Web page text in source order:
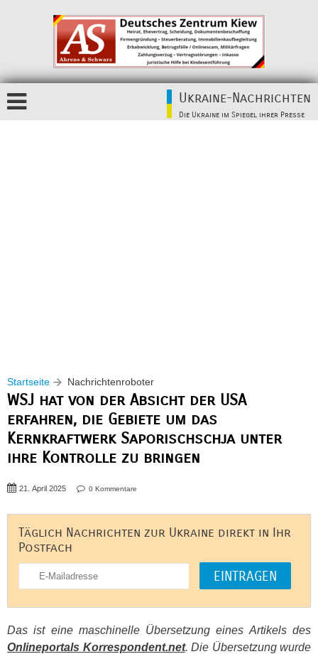
Ukraine-Nachrichten
Die Ukraine im Spiegel ihrer Presse
Startseite Nachrichtenroboter
WSJ hat von der Absicht der USA
erfahren, die Gebiete um das
Kernkraftwerk Saporischschja unter
ihre Kontrolle zu bringen
21. April 2025 0 Kommentare
Täglich Nachrichten zur Ukraine direkt in Ihr
Postfach
Das ist eine maschinelle Übersetzung eines Artikels des
Onlineportals Korrespondent.net. Die Übersetzung wurde